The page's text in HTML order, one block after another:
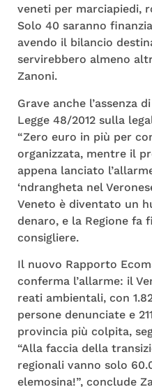
veneti per marciapiedi,
Solo 40 saranno
avendo il bilancio
servirebbero almeno
Zanoni.
Grave anche l’assenza
Legge 48/2012 sulla
“Zero euro in più per
organizzata, mentre il
appena lanciato
‘ndrangheta nel
Veneto è diventato un
denaro, e la Regione fa
consigliere.
Il nuovo Rapporto
conferma l’allarme: il
reati ambientali, con
persone denunciate e
provincia più colpita,
“Alla faccia della
regionali vanno solo
elemosina!”, conclude